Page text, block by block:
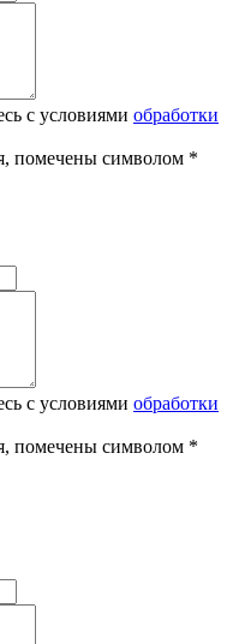
с условиями обработки
помечены символом *
с условиями обработки
помечены символом *